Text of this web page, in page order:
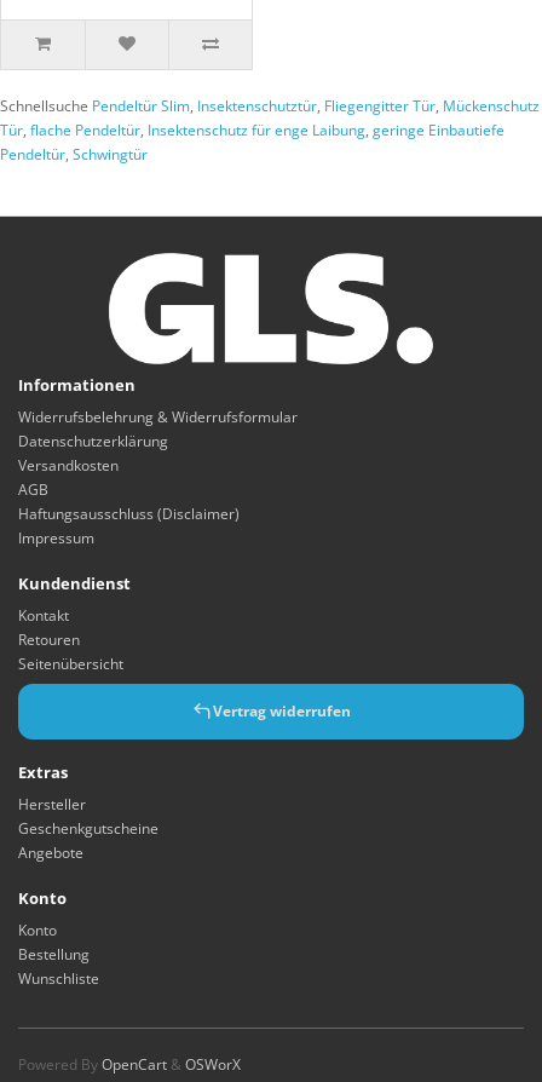
Schnellsuche Pendeltür Slim, Insektenschutztür, Fliegengitter Tür, Mückenschutz
Tür, flache Pendeltür, Insektenschutz für enge Laibung, geringe Einbautiefe
Pendeltür, Schwingtür
Informationen
Widerrufsbelehrung & Widerrufsformular
Datenschutzerklärung
Versandkosten
AGB
Haftungsausschluss (Disclaimer)
Impressum
Kundendienst
Kontakt
Retouren
Seitenübersicht
Vertrag widerrufen
Extras
Hersteller
Geschenkgutscheine
Angebote
Konto
Konto
Bestellung
Wunschliste
Powered ByOpenCart & OSWorX